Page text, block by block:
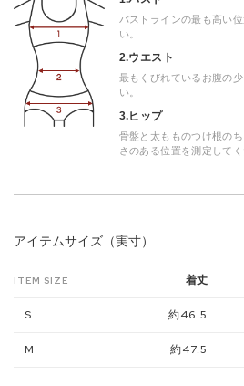
バストラインの最も高い
い。
2.ウエスト
最もくびれているお腹の
い。
3.ヒップ
骨盤と太もものつけ根の
さのある位置を測定してく
アイテムサイズ（実寸）
ITEM SIZE 着丈
S 約46.5
M 約47.5